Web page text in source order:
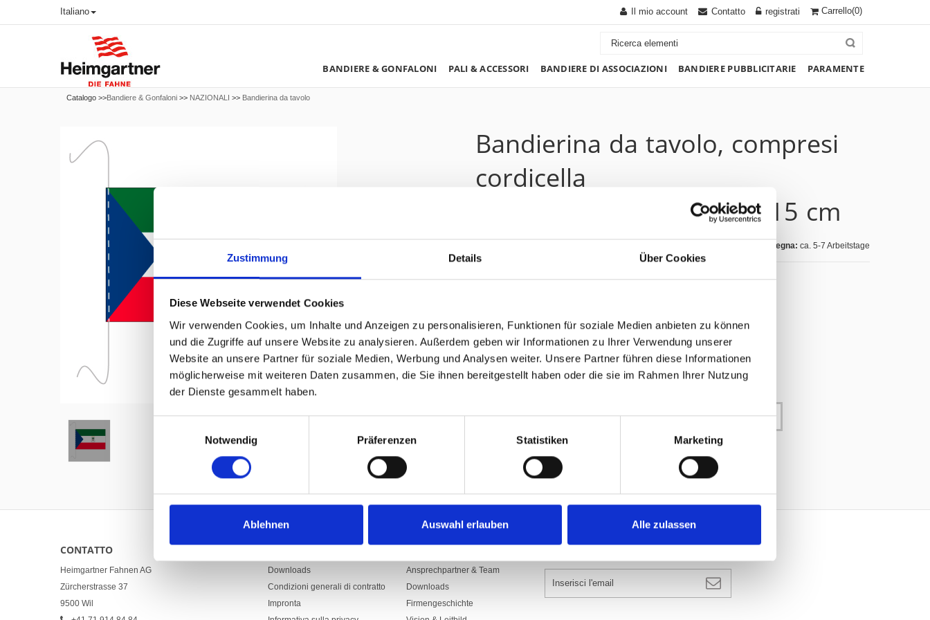
Zustimmung Details Über Cookies
Diese Webseite verwendet Cookies
Wir verwenden Cookies, um Inhalte und Anzeigen zu personalisieren, Funktionen für soziale Medien anbieten zu können
und die Zugriffe auf unsere Website zu analysieren. Außerdem geben wir Informationen zu Ihrer Verwendung unserer
Website an unsere Partner für soziale Medien, Werbung und Analysen weiter. Unsere Partner führen diese Informationen
möglicherweise mit weiteren Daten zusammen, die Sie ihnen bereitgestellt haben oder die sie im Rahmen Ihrer Nutzung
der Dienste gesammelt haben.
Notwendig
Präferenzen Statistiken Marketing
Ablehnen Auswahl erlauben Alle zulassen
Italiano Carrello(0)
Il mio account Contatto registrati
BANDIERE & GONFALONI PALI & ACCESSORI BANDIERE DI ASSOCIAZIONI BANDIERE PUBBLICITARIE PARAMENTE
Catalogo >>Bandiere & Gonfaloni >> NAZIONALI >> Bandierina da tavolo
Hover to zoom
Bandierina da tavolo, compresi
cordicella
Guinea Equatoriale, 10 x 15 cm
giorni di consegna: ca. 5-7 Arbeitstage
11.85 CHF
sommario
Articolo no: A002867
2430.10K
in poliestere 65 gr/m2, stampata, con cordoncino pendente cucito
Aggiungi al carrello
CONTATTO
Heimgartner Fahnen AG
Zürcherstrasse 37
9500 Wil
LINKS
Downloads
Condizioni generali di contratto
Impronta
AZIENDE
Ansprechpartner & Team
Downloads
Firmengeschichte
ISCRIVITI ALLA NEWSLETTER